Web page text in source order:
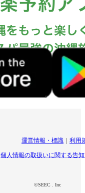
運営情報・標識 利用
個人情報の取扱いに関する告
©SEEC . Inc